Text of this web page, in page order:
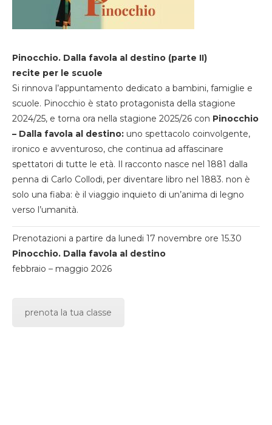
Pinocchio. Dalla favola al destino (parte II)
recite per le scuole
Si rinnova l’appuntamento dedicato a bambini, famiglie e
scuole. Pinocchio è stato protagonista della stagione
2024/25, e torna ora nella stagione 2025/26 con Pinocchio
– Dalla favola al destino: uno spettacolo coinvolgente,
ironico e avventuroso, che continua ad affascinare
spettatori di tutte le età. Il racconto nasce nel 1881 dalla
penna di Carlo Collodi, per diventare libro nel 1883. non è
solo una fiaba: è il viaggio inquieto di un’anima di legno
verso l’umanità.
Prenotazioni a partire da lunedi 17 novembre ore 15.30
Pinocchio. Dalla favola al destino
febbraio – maggio 2026
prenota la tua classe